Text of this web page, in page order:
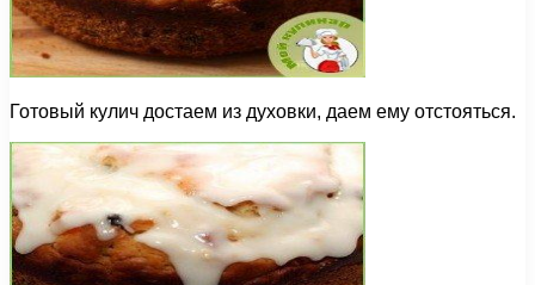
Готовый кулич достаем из духовки, даем ему отстояться.